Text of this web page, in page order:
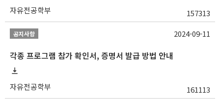
자유전공학부 157313
공지사항
각종 프로그램 참가 확인서, 증명서 발급 방법 안내
자유전공학부 161113
2024-09-11